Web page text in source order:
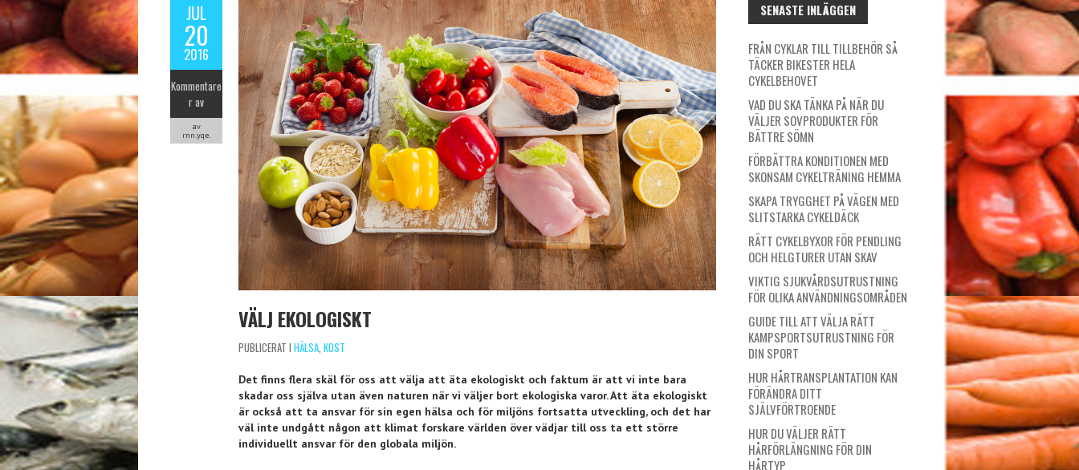
JUL
20
2016
Kommentare
r av
av
rnn.yqe.
VÄLJ EKOLOGISKT
PUBLICERAT I HÄLSA, KOST
Det finns flera skäl för oss att välja att äta ekologiskt och faktum är att vi inte bara
skadar oss själva utan även naturen när vi väljer bort ekologiska varor. Att äta ekologiskt
är också att ta ansvar för sin egen hälsa och för miljöns fortsatta utveckling, och det har
väl inte undgått någon att klimat forskare världen över vädjar till oss ta ett större
individuellt ansvar för den globala miljön.
SENASTE INLÄGGEN
FRÅN CYKLAR TILL TILLBEHÖR SÅ
TÄCKER BIKESTER HELA
CYKELBEHOVET
VAD DU SKA TÄNKA PÅ NÄR DU
VÄLJER SOVPRODUKTER FÖR
BÄTTRE SÖMN
FÖRBÄTTRA KONDITIONEN MED
SKONSAM CYKELTRÄNING HEMMA
SKAPA TRYGGHET PÅ VÄGEN MED
SLITSTARKA CYKELDÄCK
RÄTT CYKELBYXOR FÖR PENDLING
OCH HELGTURER UTAN SKAV
VIKTIG SJUKVÅRDSUTRUSTNING
FÖR OLIKA ANVÄNDNINGSOMRÅDEN
GUIDE TILL ATT VÄLJA RÄTT
KAMPSPORTSUTRUSTNING FÖR
DIN SPORT
HUR HÅRTRANSPLANTATION KAN
FÖRÄNDRA DITT
SJÄLVFÖRTROENDE
HUR DU VÄLJER RÄTT
HÅRFÖRLÄNGNING FÖR DIN
HÅRTYP